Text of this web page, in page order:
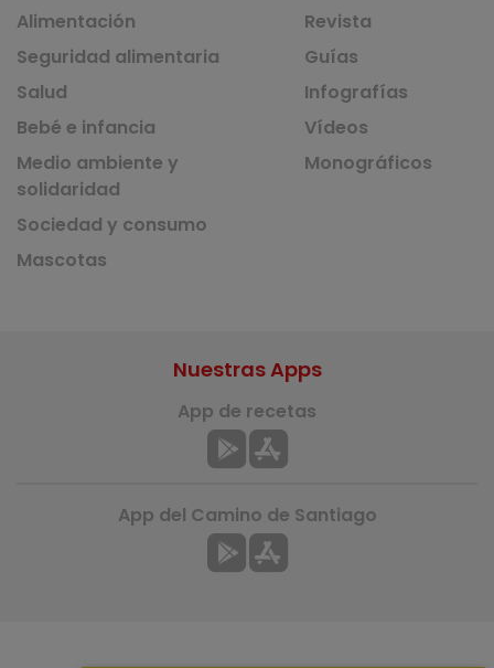
Alimentación
Seguridad alimentaria
Salud
Bebé e infancia
Medio ambiente y
solidaridad
Sociedad y consumo
Mascotas
Revista
Guías
Infografías
Vídeos
Monográficos
Nuestras Apps
App de recetas
App del Camino de Santiago